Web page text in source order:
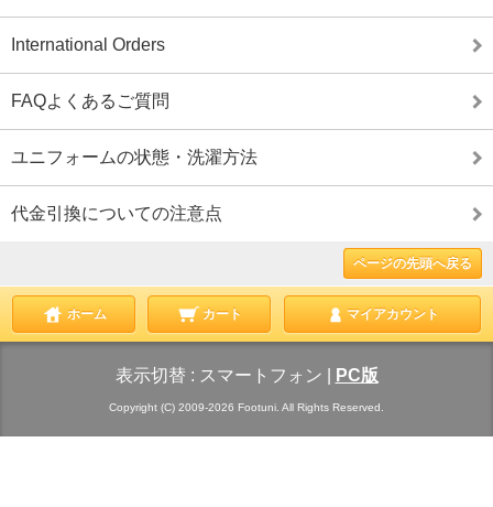
International Orders
FAQよくあるご質問
ユニフォームの状態・洗濯方法
代金引換についての注意点
ページの先頭へ戻る
ホーム カート マイアカウント
表示切替 : スマートフォン PC版
Copyright (C) 2009-2026 Footuni. All Rights Reserved.